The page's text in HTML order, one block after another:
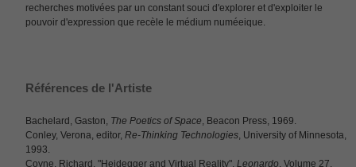
recherches motivées par un constant souci d'explorer et d'exploiter le
pouvoir d'expression que recèle le médium numéeique.
Références de l'Artiste
Bachelard, Gaston, The Poetics of Space, Beacon Press, 1969.
Conley, Verona, editor, Re-Thinking Technologies, University of Minnesota,
1993.
Coyne, Richard, "Heidegger and Virtual Reality", Leonardo, Volume 27,